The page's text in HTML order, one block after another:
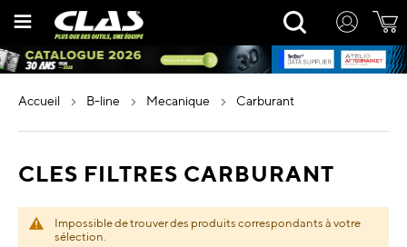
Rechercher
accueil b-line mecanique carburant
CLES FILTRES CARBURANT
Impossible de trouver des produits correspondants à votre
sélection.